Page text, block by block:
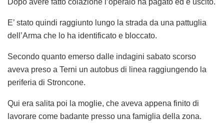
Dopo avere fatto colazione l’operaio ha pagato ed è uscito.
E’ stato quindi raggiunto lungo la strada da una pattuglia
dell’Arma che lo ha identificato e bloccato.
Secondo quanto emerso dalle indagini sabato scorso
aveva preso a Terni un autobus di linea raggiungendo la
periferia di Stroncone.
Qui era salita poi la moglie, che aveva appena finito di
lavorare come badante presso una famiglia della zona.